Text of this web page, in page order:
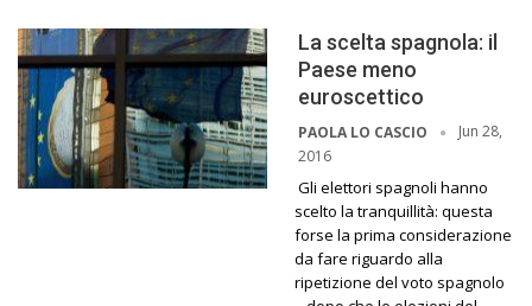
La scelta spagnola: il
Paese meno
euroscettico
PAOLA LO CASCIO
Jun 28,
2016
Gli elettori spagnoli hanno
scelto la tranquillità: questa
forse la prima considerazione
da fare riguardo alla
ripetizione del voto spagnolo